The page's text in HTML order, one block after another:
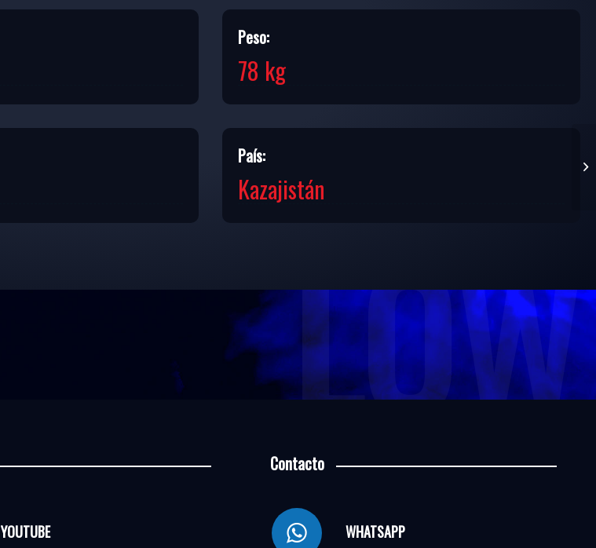
Peso:
78 kg
País:
Kazajistán
YOUTUBE
Contacto
WHATSAPP